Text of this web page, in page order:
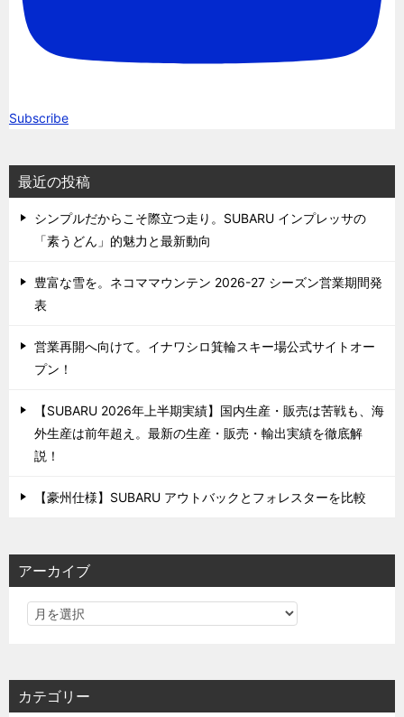
Subscribe
最近の投稿
シンプルだからこそ際立つ走り。SUBARU インプレッサの
「素うどん」的魅力と最新動向
豊富な雪を。ネコママウンテン 2026-27 シーズン営業期間発
表
営業再開へ向けて。イナワシロ箕輪スキー場公式サイトオー
プン！
【SUBARU 2026年上半期実績】国内生産・販売は苦戦も、海
外生産は前年超え。最新の生産・販売・輸出実績を徹底解
説！
【豪州仕様】SUBARU アウトバックとフォレスターを比較
アーカイブ
カテゴリー